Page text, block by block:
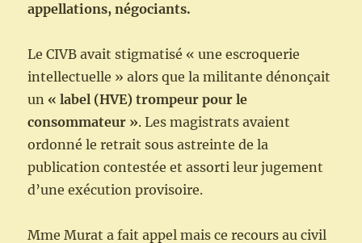
appellations, négociants.
Le CIVB avait stigmatisé « une escroquerie
intellectuelle » alors que la militante dénonçait
un « label (HVE) trompeur pour le
consommateur ». Les magistrats avaient
ordonné le retrait sous astreinte de la
publication contestée et assorti leur jugement
d’une exécution provisoire.
Mme Murat a fait appel mais ce recours au civil